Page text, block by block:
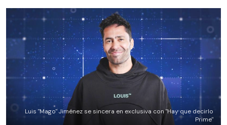
Luis "Mago" Jiménez se sincera en exclusiva con "Hay que decirlo
Prime"